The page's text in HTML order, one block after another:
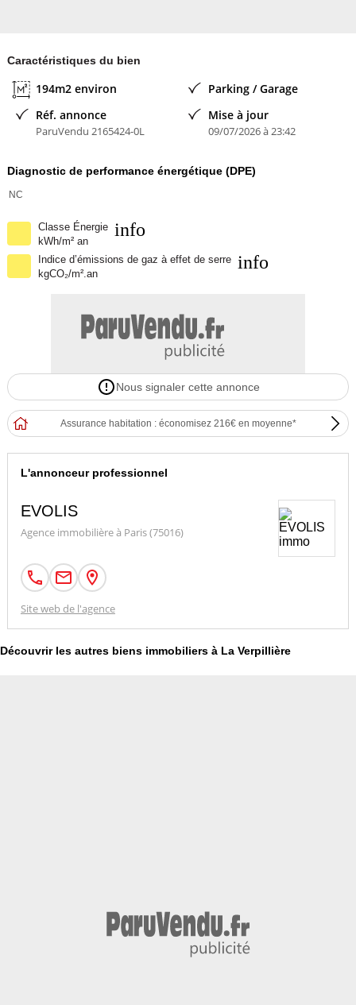
. Revêtement de sol : Carrelage dans les bureaux
. Murs Moellons dans la partie stockage
. Climatisation : Climatisation dans la partie bureaux
. Accès à l'entrepôt par les bureaux
. Bâtiment : Construction récente datant de 2005
. Façade : Bardage double peau pour une meilleure isolation et
. Charpente : En bois, offrant une structure solide
. Sécurité : Portail d'accès avec système de télésurveillance
Contacter l'annonceur
Caractéristiques du bien
194m2 environ
Parking / Garage
Réf. annonce
ParuVendu 2165424-0L
Mise à jour
09/07/2026 à 23:42
Diagnostic de performance énergétique (DPE)
NC
Classe Énergie
kWh/m² an
info
Indice d’émissions de gaz à effet de serre
kgCO₂/m².an
info
Nous signaler cette annonce
Assurance habitation : économisez 216€ en moyenne*
L'annonceur professionnel
EVOLIS
Agence immobilière à Paris (75016)
Site web de l'agence
Découvrir les autres biens immobiliers à La Verpillière